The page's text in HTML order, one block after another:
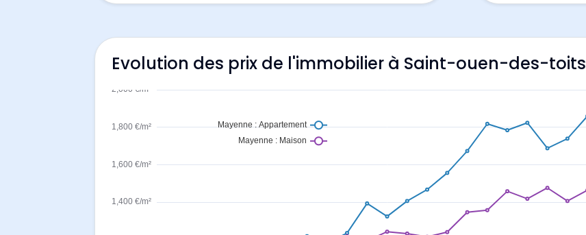
Evolution des prix de l'immobilier à Saint-ouen-des-toits